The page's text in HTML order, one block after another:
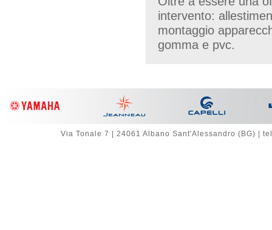
intervento:
montaggio
gomma e pvc.
Via Tonale 7 | 24061 Albano Sant'Alessandro (BG) |